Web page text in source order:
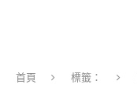
首頁 標籤：